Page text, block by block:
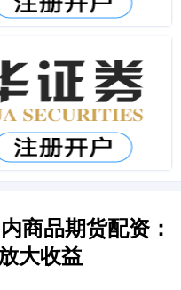
商品期货配资：
大收益